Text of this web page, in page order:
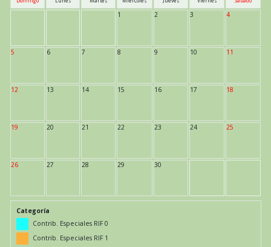
1 2 3 4
5 6 7 8 9 10 11
12 13 14 15 16 17 18
19 20 21 22 23 24 25
26 27 28 29 30
Categoría
Contrib. Especiales RIF 0
Contrib. Especiales RIF 1